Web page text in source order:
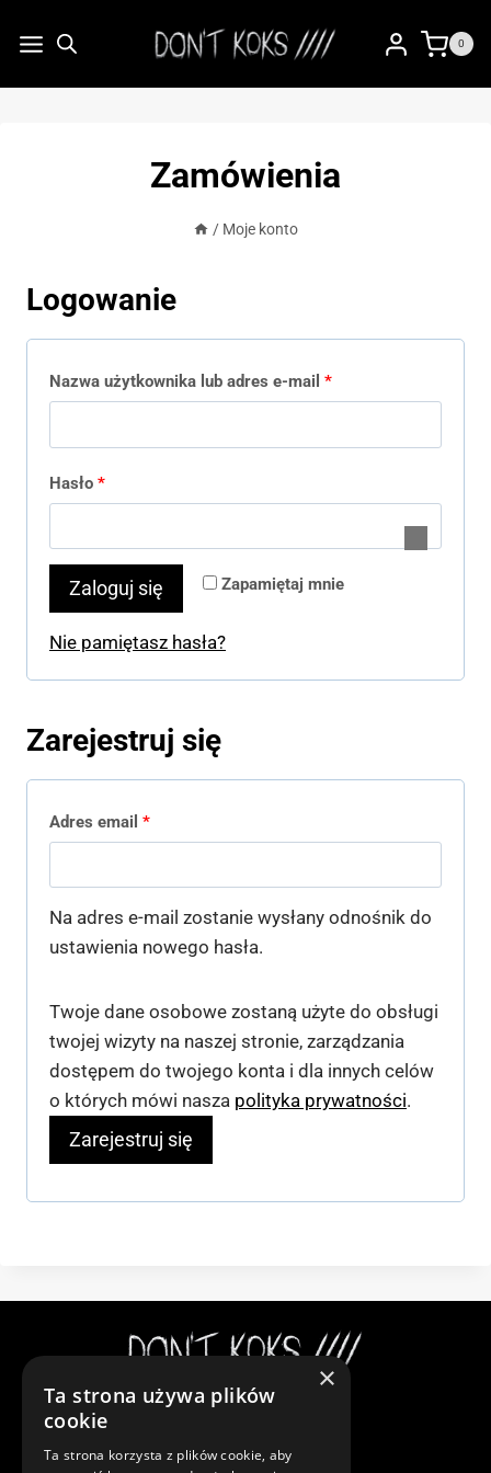
do
0
Zamówienia
/ Moje konto
Logowanie
Nazwa użytkownika lub adres e-mail *W
a
a
Hasło *W
m
a
g
a
Zapamiętaj mnie
Zaloguj się
Nie pamiętasz hasła?
Zarejestruj się
Adres email *W
a
a
n
e
Na adres e-mail zostanie wysłany odnośnik do
ustawienia nowego hasła.
Twoje dane osobowe zostaną użyte do obsługi
twojej wizyty na naszej stronie, zarządzania
dostępem do twojego konta i dla innych celów
o których mówi nasza polityka prywatności.
Zarejestruj się
Instagram
×
Ta strona używa plików
cookie
Ta strona korzysta z plików cookie, aby